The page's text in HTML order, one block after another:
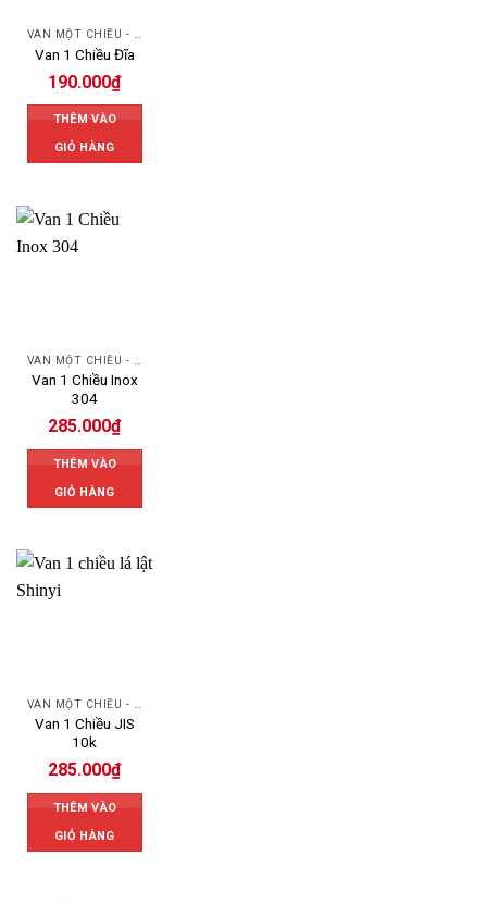
Van 1 Chiều Đĩa
190.000₫
THÊM VÀO
GIỎ HÀNG
Van 1 Chiều Inox
304
285.000₫
THÊM VÀO
GIỎ HÀNG
Van 1 Chiều JIS
10k
285.000₫
THÊM VÀO
GIỎ HÀNG